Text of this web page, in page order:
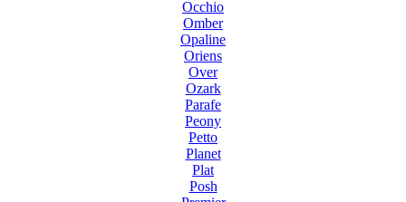
Occhio
Omber
Opaline
Oriens
Over
Ozark
Parafe
Peony
Petto
Planet
Plat
Posh